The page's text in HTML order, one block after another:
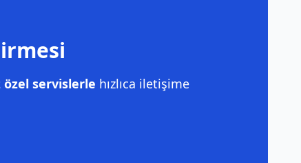
özel servislerle hızlıca iletişime